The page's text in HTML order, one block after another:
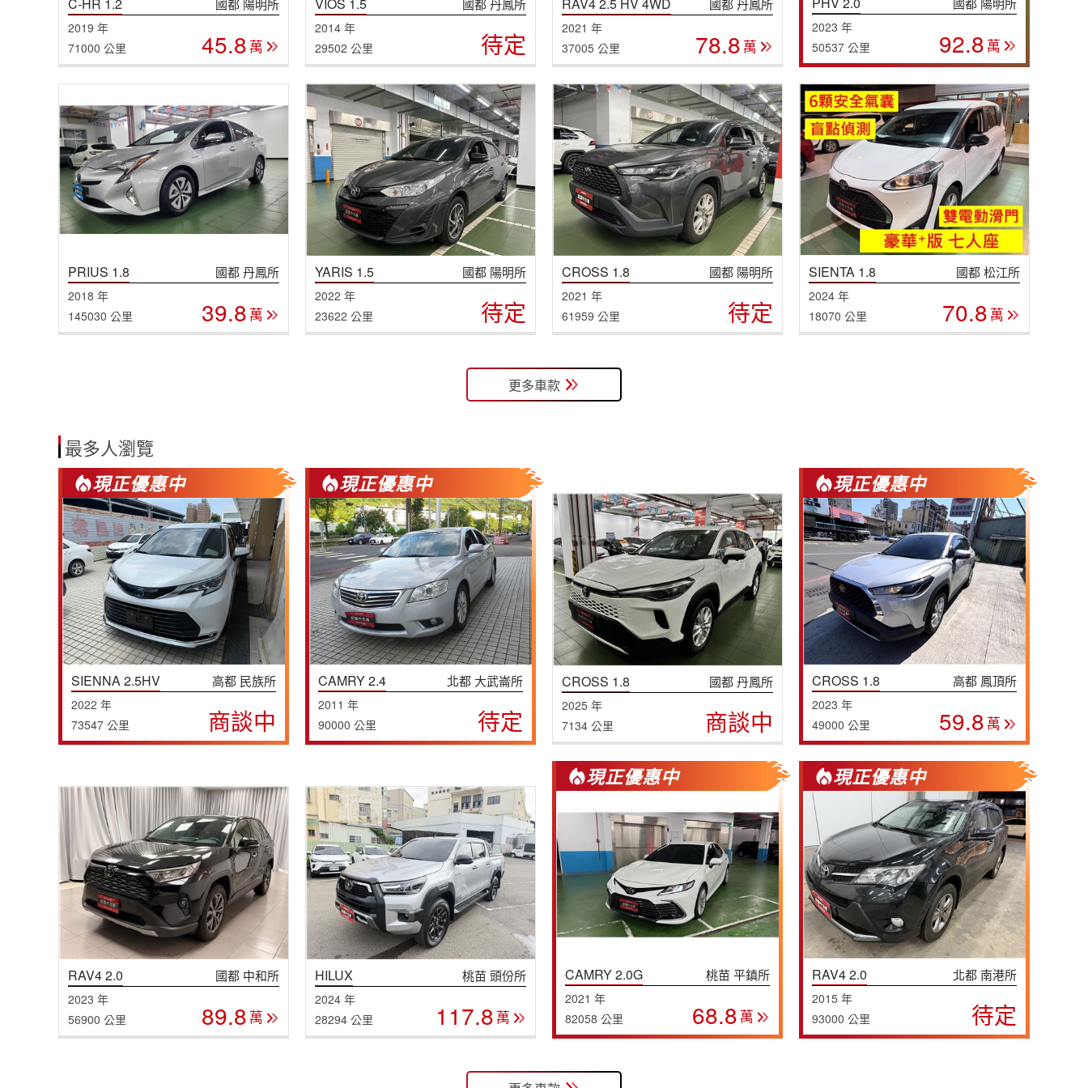
國都 陽明所
2019 年
71000 公里
45.8 萬
國都 丹鳳所
2014 年
29502 公里
待定
國都 丹鳳所
2021 年
37005 公里
78.8 萬
2023 年
50537 公里
92.8 萬
PRIUS 1.8 國都 丹鳳所
2018 年
145030 公里
39.8 萬
YARIS 1.5 國都 陽明所
2022 年
23622 公里
待定
CROSS 1.8 國都 陽明所
2021 年
61959 公里
待定
SIENTA 1.8 國都 松江所
2024 年
18070 公里
70.8 萬
更多車款
最多人瀏覽
現正優惠中
SIENNA 2.5HV 高都 民族所
2022 年
73547 公里
商談中
現正優惠中
CAMRY 2.4 北都 大武崙所
2011 年
90000 公里
待定
CROSS 1.8 國都 丹鳳所
2025 年
7134 公里
商談中
現正優惠中
CROSS 1.8 高都 鳳頂所
2023 年
49000 公里
59.8 萬
RAV4 2.0 國都 中和所
2023 年
56900 公里
89.8 萬
HILUX 桃苗 頭份所
2024 年
28294 公里
117.8 萬
現正優惠中
CAMRY 2.0G 桃苗 平鎮所
2021 年
82058 公里
68.8 萬
現正優惠中
RAV4 2.0 北都 南港所
2015 年
93000 公里
待定